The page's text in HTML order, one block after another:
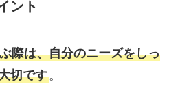
ント
際は、自分のニーズをしっ
切です。